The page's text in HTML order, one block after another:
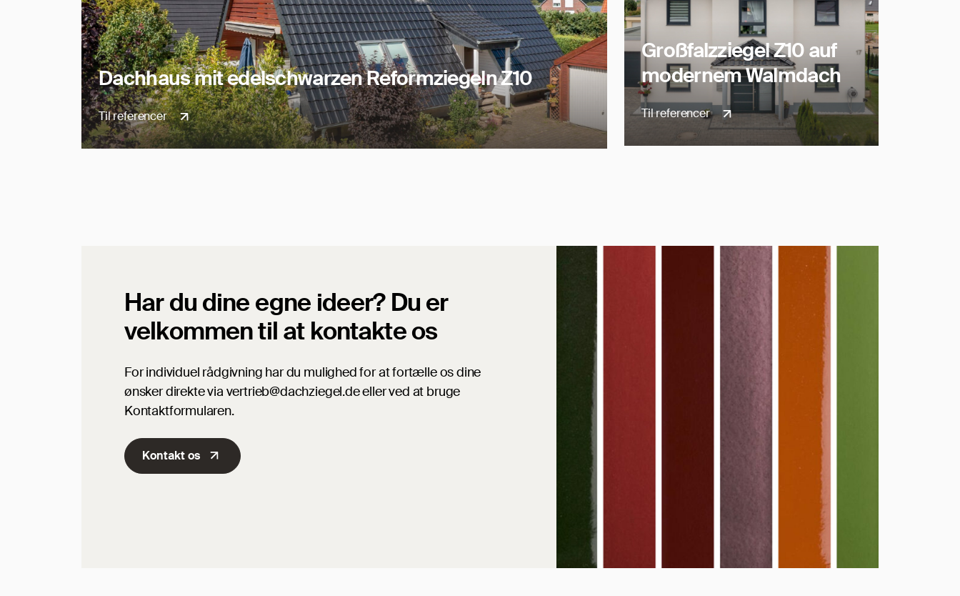
Dachhaus mit edelschwarzen Reformziegeln Z10
Til referencer
Großfalzziegel Z10 auf
modernem Walmdach
Til referencer
Har du dine egne ideer? Du er
velkommen til at kontakte os
For individuel rådgivning har du mulighed for at fortælle os dine
ønsker direkte via vertrieb@dachziegel.de eller ved at bruge
Kontaktformularen.
Kontakt os